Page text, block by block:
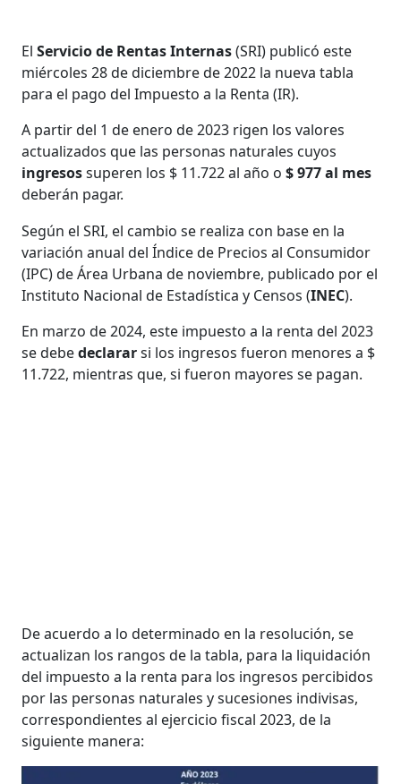
ElServicio de Rentas Internas(SRI) publicó este
miércoles 28 de diciembre de 2022 la nueva tabla
para el pago del Impuesto a la Renta (IR).
A partir del 1 de enero de 2023 rigen los valores
actualizados que las personas naturales cuyos
ingresossuperen los $ 11.722 al año o $ 977 al mes
deberán pagar.
Según el SRI, el cambio se realiza con base en la
variación anual del Índice de Precios al Consumidor
(IPC) de Área Urbana de noviembre, publicado por el
Instituto Nacional de Estadística y Censos (INEC).
En marzo de 2024, este impuesto a la renta del 2023
se debedeclararsi los ingresos fueron menores a $
11.722, mientras que, si fueron mayores se pagan.
De acuerdo a lo determinado en la resolución, se
actualizan los rangos de la tabla, para la liquidación
del impuesto a la renta para los ingresos percibidos
por las personas naturales y sucesiones indivisas,
correspondientes al ejercicio fiscal 2023, de la
siguiente manera: